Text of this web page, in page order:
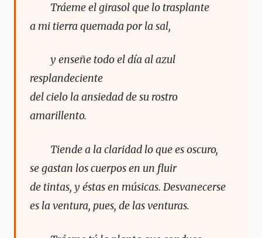
Tráeme el girasol que lo trasplante
a mi tierra quemada por la sal,
y enseñe todo el día al azul
resplandeciente
del cielo la ansiedad de su rostro
amarillento.
Tiende a la claridad lo que es oscuro,
se gastan los cuerpos en un fluir
de tintas, y éstas en músicas. Desvanecerse
es la ventura, pues, de las venturas.